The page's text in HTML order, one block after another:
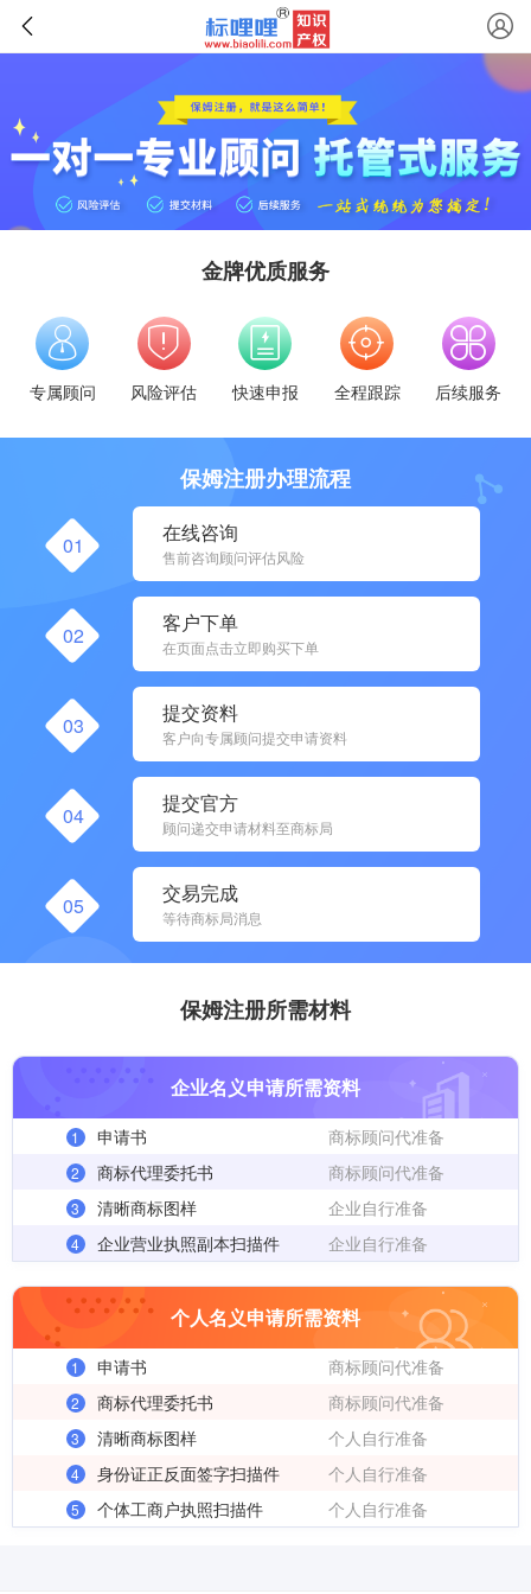
金牌优质服务
专属顾问 风险评估 快速申报 全程跟踪 后续服务
保姆注册办理流程
01 在线咨询
售前咨询顾问评估风险
02 客户下单
在页面点击立即购买下单
03 提交资料
客户向专属顾问提交申请资料
04 提交官方
顾问递交申请材料至商标局
05 交易完成
等待商标局消息
保姆注册所需材料
企业名义申请所需资料
1 申请书 商标顾问代准备
2 商标代理委托书 商标顾问代准备
3 清晰商标图样 企业自行准备
4 企业营业执照副本扫描件 企业自行准备
个人名义申请所需资料
1 申请书 商标顾问代准备
2 商标代理委托书 商标顾问代准备
3 清晰商标图样 个人自行准备
4 身份证正反面签字扫描件 个人自行准备
5 个体工商户执照扫描件 个人自行准备